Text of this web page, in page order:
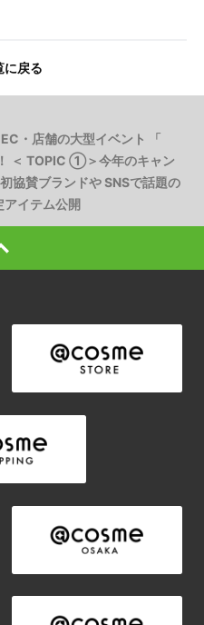
に戻る
・店舗の大型イベント 「
＜ TOPIC ①＞今年のキャン
協賛ブランドや SNSで話題の
アイテム公開